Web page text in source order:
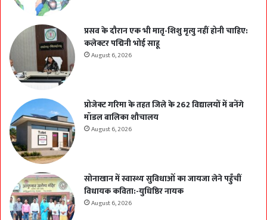
प्रसव के दौरान एक भी मातृ-शिशु मृत्यु नहीं होनी चाहिए:
कलेक्टर पद्मिनी भोई साहू
August 6, 2026
प्रोजेक्ट गरिमा के तहत जिले के 262 विद्यालयों में बनेंगे
मॉडल बालिका शौचालय
August 6, 2026
सोनाखान में स्वास्थ्य सुविधाओं का जायजा लेने पहुँचीं
विधायक कविता:-युधिष्ठिर नायक
August 6, 2026